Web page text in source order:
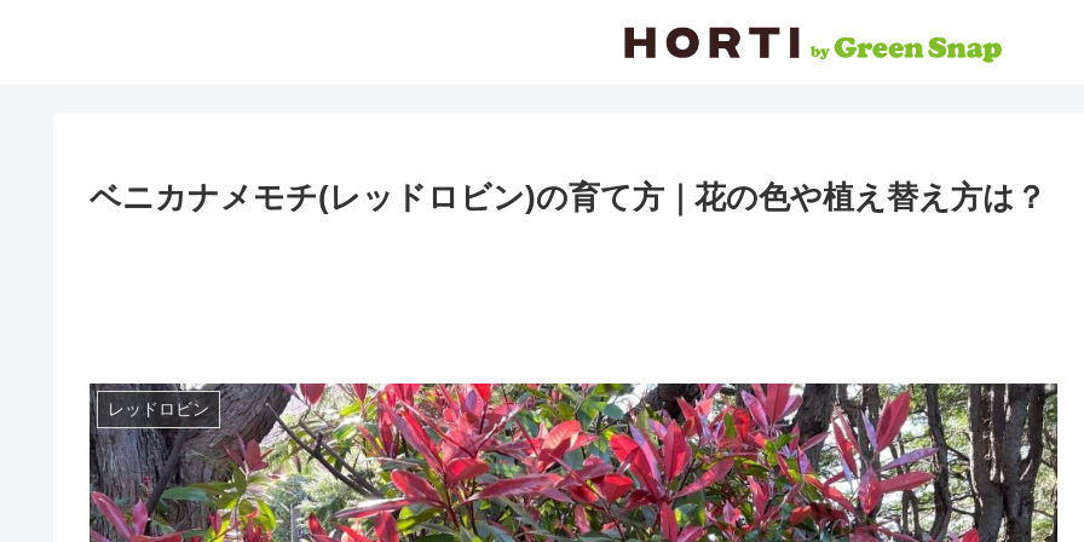
ベニカナメモチ(レッドロビン)の育て方｜花の色や植え替え方は？
レッドロビン